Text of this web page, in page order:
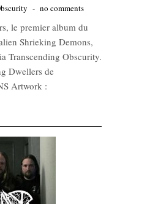
- no comments
le premier album du
Shrieking Demons,
Transcending Obscurity.
Dwellers de
Artwork :